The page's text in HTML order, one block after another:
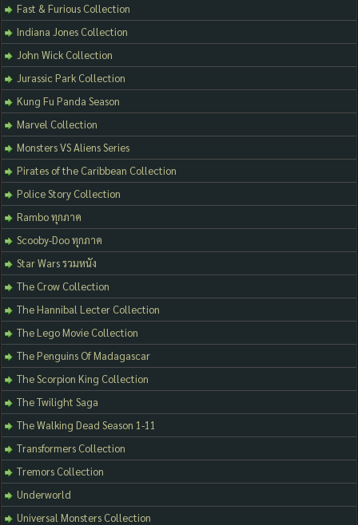
Fast & Furious Collection
Indiana Jones Collection
John Wick Collection
Jurassic Park Collection
Kung Fu Panda Season
Marvel Collection
Monsters VS Aliens Series
Pirates of the Caribbean Collection
Police Story Collection
Rambo ทุกภาค
Scooby-Doo ทุกภาค
Star Wars รวมหนัง
The Crow Collection
The Hannibal Lecter Collection
The Lego Movie Collection
The Penguins Of Madagascar
The Scorpion King Collection
The Twilight Saga
The Walking Dead Season 1-11
Transformers Collection
Tremors Collection
Underworld
Universal Monsters Collection